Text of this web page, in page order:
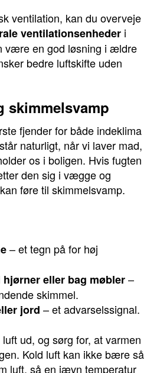
ventilation, kan du overveje
ventilationsenheder i
være en god løsning i ældre
bedre luftskifte uden
skimmelsvamp
fjender for både indeklima
naturligt, når vi laver mad,
os i boligen. Hvis fugten
den sig i vægge og
føre til skimmelsvamp.
– et tegn på for høj
eller bag møbler–
skimmel.
jord – et advarselssignal.
ud, og sørg for, at varmen
Kold luft kan ikke bære så
luft, så en jævn temperatur